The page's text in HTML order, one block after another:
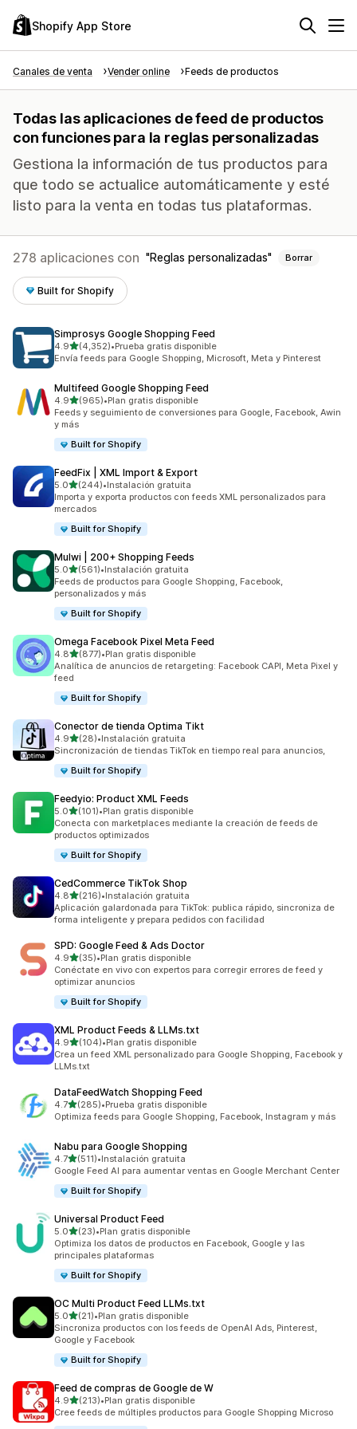
Shopify App Store
Canales de venta Vender online Feeds de productos
Todas las aplicaciones de feed de productos
con funciones para la reglas personalizadas
Gestiona la información de tus productos para
que todo se actualice automáticamente y esté
listo para la venta en todas tus plataformas.
278 aplicaciones con Reglas personalizadas Borrar
Built for Shopify
Simprosys Google Shopping Feed
4.9de 5 estrellas
(4,352)
4352 reseñas en total
•Prueba gratis disponible
Envía feeds para Google Shopping, Microsoft, Meta y Pinterest
Multifeed Google Shopping Feed
4.9de 5 estrellas
(965)
965 reseñas en total
•Plan gratis disponible
Feeds y seguimiento de conversiones para Google, Facebook, Awin
y más
Built for Shopify
FeedFix | XML Import & Export
5.0de 5 estrellas
(244)
244 reseñas en total
•Instalación gratuita
Importa y exporta productos con feeds XML personalizados para
mercados
Built for Shopify
Mulwi | 200+ Shopping Feeds
5.0de 5 estrellas
(561)
561 reseñas en total
•Instalación gratuita
Feeds de productos para Google Shopping, Facebook,
personalizados y más
Built for Shopify
Omega Facebook Pixel Meta Feed
4.8de 5 estrellas
(877)
877 reseñas en total
•Plan gratis disponible
Analítica de anuncios de retargeting: Facebook CAPI, Meta Pixel y
feed
Built for Shopify
Conector de tienda Optima Tikt
4.9de 5 estrellas
(28)
28 reseñas en total
•Instalación gratuita
Sincronización de tiendas TikTok en tiempo real para anuncios,
Built for Shopify
Feedyio: Product XML Feeds
5.0de 5 estrellas
(101)
101 reseñas en total
•Plan gratis disponible
Conecta con marketplaces mediante la creación de feeds de
productos optimizados
Built for Shopify
CedCommerce TikTok Shop
4.8de 5 estrellas
(216)
216 reseñas en total
•Instalación gratuita
Aplicación galardonada para TikTok: publica rápido, sincroniza de
forma inteligente y prepara pedidos con facilidad
SPD: Google Feed & Ads Doctor
4.9de 5 estrellas
(35)
35 reseñas en total
•Plan gratis disponible
Conéctate en vivo con expertos para corregir errores de feed y
optimizar anuncios
Built for Shopify
XML Product Feeds & LLMs.txt
4.9de 5 estrellas
(104)
104 reseñas en total
•Plan gratis disponible
Crea un feed XML personalizado para Google Shopping, Facebook y
LLMs.txt
DataFeedWatch Shopping Feed
4.7de 5 estrellas
(285)
285 reseñas en total
•Prueba gratis disponible
Optimiza feeds para Google Shopping, Facebook, Instagram y más
Nabu para Google Shopping
4.7de 5 estrellas
(511)
511 reseñas en total
•Instalación gratuita
Google Feed AI para aumentar ventas en Google Merchant Center
Built for Shopify
Universal Product Feed
5.0de 5 estrellas
(23)
23 reseñas en total
•Plan gratis disponible
Optimiza los datos de productos en Facebook, Google y las
principales plataformas
Built for Shopify
OC Multi Product Feed LLMs.txt
5.0de 5 estrellas
(21)
21 reseñas en total
•Plan gratis disponible
Sincroniza productos con los feeds de OpenAI Ads, Pinterest,
Google y Facebook
Built for Shopify
Feed de compras de Google de W
4.9de 5 estrellas
(213)
213 reseñas en total
•Plan gratis disponible
Cree feeds de múltiples productos para Google Shopping Microso